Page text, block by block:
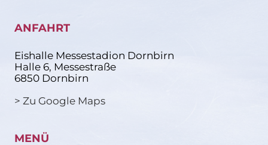
ANFAHRT
Eishalle Messestadion Dornbirn
Halle 6, Messestraße
6850 Dornbirn
> Zu Google Maps
MENÜ